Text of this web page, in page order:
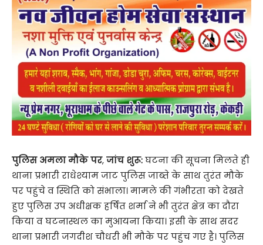
पुलिस अमला मौके पर,जांच शुरू:घटना की सूचना मिलते ही
थाना प्रभारी राधेश्याम जाट पुलिस जाब्ते के साथ तुरंत मौके
पर पहुंचे व स्थिति को संभाला। मामले की गंभीरता को देखते
हुए पुलिस उप अधीक्षक हर्षित शर्मा ने भी तुरंत क्षेत्र का दौरा
किया व घटनास्थल का मुआयना किया। इसी के साथ सदर
थाना प्रभारी जगदीश चौधरी भी मौके पर पहुंच गए है। पुलिस